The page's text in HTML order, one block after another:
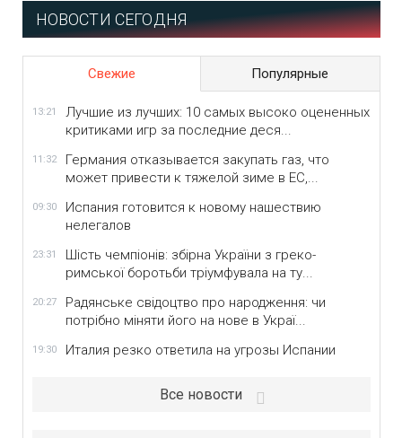
НОВОСТИ СЕГОДНЯ
Свежие Популярные
13:21
Лучшие из лучших: 10 самых высоко оцененных
критиками игр за последние деся...
11:32
Германия отказывается закупать газ, что
может привести к тяжелой зиме в ЕС,...
09:30
Испания готовится к новому нашествию
нелегалов
23:31
Шість чемпіонів: збірна України з греко-
римської боротьби тріумфувала на ту...
20:27
Радянське свідоцтво про народження: чи
потрібно міняти його на нове в Украї...
19:30 Италия резко ответила на угрозы Испании
Все новости